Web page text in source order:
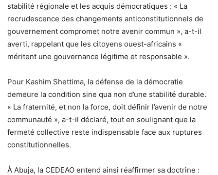
stabilité régionale et les acquis démocratiques : « La
recrudescence des changements anticonstitutionnels de
gouvernement compromet notre avenir commun », a-t-il
averti, rappelant que les citoyens ouest-africains «
méritent une gouvernance légitime et responsable ».
Pour Kashim Shettima, la défense de la démocratie
demeure la condition sine qua non d’une stabilité durable.
« La fraternité, et non la force, doit définir l’avenir de notre
communauté », a-t-il déclaré, tout en soulignant que la
fermeté collective reste indispensable face aux ruptures
constitutionnelles.
À Abuja, la CEDEAO entend ainsi réaffirmer sa doctrine :